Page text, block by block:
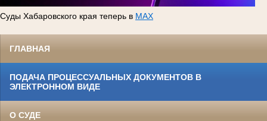
Суды Хабаровского края теперь в MAX
ГЛАВНАЯ
ПОДАЧА ПРОЦЕССУАЛЬНЫХ ДОКУМЕНТОВ В
ЭЛЕКТРОННОМ ВИДЕ
О СУДЕ